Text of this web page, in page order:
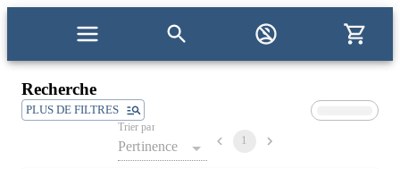
Recherche
PLUS DE FILTRES
Trier par
Pertinence 1